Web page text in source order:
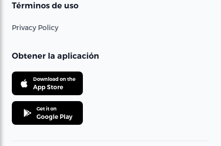
Términos de uso
Privacy Policy
Obtener la aplicación
Download on the
App Store
Get it on
Google Play